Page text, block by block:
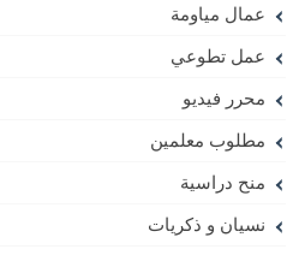
عمال مياومة
عمل تطوعي
محرر فيديو
مطلوب معلمين
منح دراسية
نسيان و ذكريات